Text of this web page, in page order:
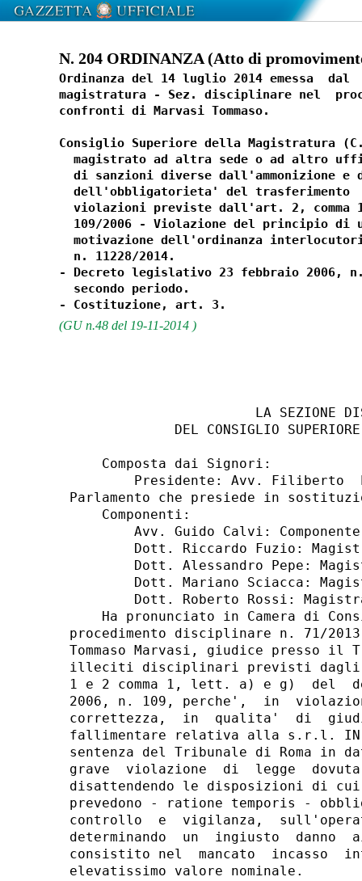
N. 204 ORDINANZA (Atto di
Ordinanza del 14 luglio 2014 emessa
magistratura - Sez. disciplinare nel
confronti di Marvasi Tommaso.
Consiglio Superiore della Magistratura
magistrato ad altra sede o ad altro
di sanzioni diverse dall'ammonizione e
dell'obbligatorieta' del trasferimento
violazioni previste dall'art. 2, comma
109/2006 - Violazione del principio di
motivazione dell'ordinanza
  n. 11228/2014.
- Decreto legislativo 23 febbraio 2006,
  secondo periodo.
(GU n.48 del 19-11-2014 )
LA SEZIONE
DEL CONSIGLIO
    Composta dai Signori:
Presidente: Avv. Filiberto
Parlamento che presiede in
    Componenti:
Avv. Guido Calvi:
Dott. Riccardo Fuzio:
Dott. Alessandro Pepe:
Dott. Mariano Sciacca:
Dott. Roberto Rossi:
Ha pronunciato in Camera di
procedimento disciplinare n. 71/
Tommaso Marvasi, giudice presso il
illeciti disciplinari previsti dagli
1 e 2 comma 1, lett. a) e g)  del
2006, n. 109, perche',  in
correttezza,  in  qualita'  di
fallimentare relativa alla s.r.l.
sentenza del Tribunale di Roma in
grave  violazione  di  legge
disattendendo le disposizioni di
prevedono - ratione temporis -
controllo  e  vigilanza,
determinando  un  ingiusto
consistito nel  mancato  incasso
elevatissimo valore nominale.